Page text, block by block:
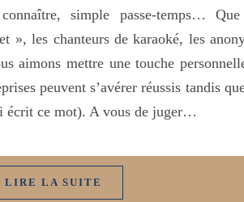
simple passe-temps…
», les chanteurs de karaoké, les
aimons mettre une touche
peuvent s’avérer réussis tandis
écrit ce mot). A vous de juger…
LIRE LA SUITE